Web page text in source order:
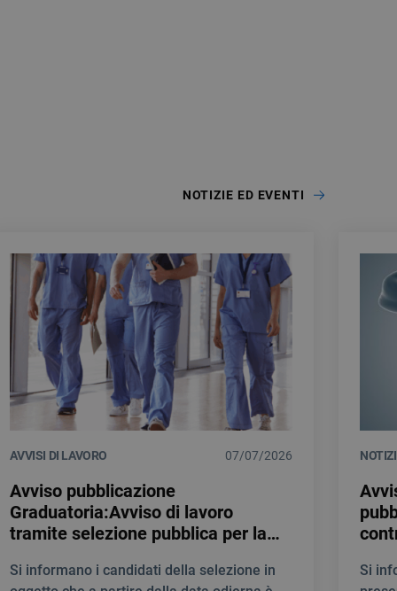
NOTIZIE ED EVENTI
AVVISI DI LAVORO 07/07/2026
Avviso pubblicazione
Graduatoria:Avviso di lavoro
tramite selezione pubblica per la
merito al fine di individuare
Si informano i candidati della selezione in
Si